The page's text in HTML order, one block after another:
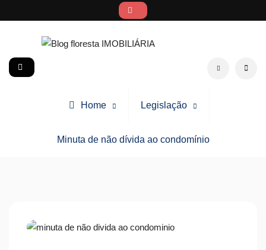
to
Blog floresta IMOBILIÁRIA Search social
Home Legislação
Minuta de não dívida ao condomínio